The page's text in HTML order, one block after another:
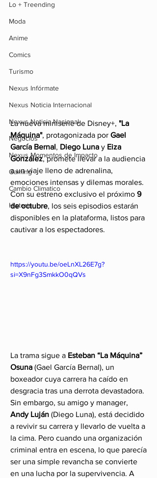
Lo + Treending
Moda
Anime
Comics
Turismo
Nexus Infórmate
Nexus Noticia Internacional
Nexus Noticia Nacional
Negocios
Nexus Momentos de Impacto
Gaming
Cambio Climatico
Historia
La nueva miniserie de Disney+, "La
Máquina", protagonizada por Gael
García Bernal, Diego Luna y Eiza
González, promete llevar a la audiencia
a un viaje lleno de adrenalina,
emociones intensas y dilemas morales.
Con su estreno exclusivo el próximo 9
de octubre, los seis episodios estarán
disponibles en la plataforma, listos para
cautivar a los espectadores.
https://youtu.be/oeLnXL26E7g?
si=X9nFg3SmkkO0qQVs
La trama sigue a Esteban “La Máquina”
Osuna (Gael García Bernal), un
boxeador cuya carrera ha caído en
desgracia tras una derrota devastadora.
Sin embargo, su amigo y manager,
Andy Luján (Diego Luna), está decidido
a revivir su carrera y llevarlo de vuelta a
la cima. Pero cuando una organización
criminal entra en escena, lo que parecía
ser una simple revancha se convierte
en una lucha por la supervivencia. A